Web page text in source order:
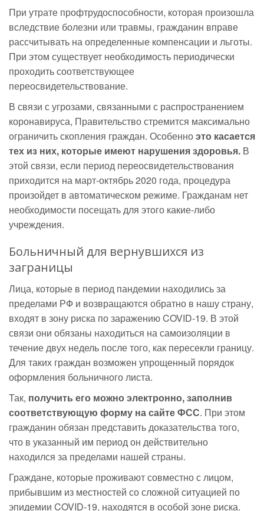
При утрате профтрудоспособности, которая произошла
вследствие болезни или травмы, гражданин вправе
рассчитывать на определенные компенсации и льготы.
При этом существует необходимость периодически
проходить соответствующее
переосвидетельствование.
В связи с угрозами, связанными с распространением
коронавируса, Правительство стремится максимально
ограничить скопления граждан. Особенноэто касается
тех из них, которые имеют нарушения здоровья. В
этой связи, если период переосвидетельствования
приходится на март-октябрь 2020 года, процедура
произойдет в автоматическом режиме. Гражданам нет
необходимости посещать для этого какие-либо
учреждения.
Больничный для вернувшихся из
заграницы
Лица, которые в период пандемии находились за
пределами РФ и возвращаются обратно в нашу страну,
входят в зону риска по заражению COVID-19. В этой
связи они обязаны находиться на самоизоляции в
течение двух недель после того, как пересекли границу.
Для таких граждан возможен упрощенный порядок
оформления больничного листа.
Так, получить его можно электронно, заполнив
соответствующую форму на сайте ФСС. При этом
гражданин обязан представить доказательства того,
что в указанный им период он действительно
находился за пределами нашей страны.
Граждане, которые проживают совместно с лицом,
прибывшим из местностей со сложной ситуацией по
эпидемии COVID-19, находятся в особой зоне риска.